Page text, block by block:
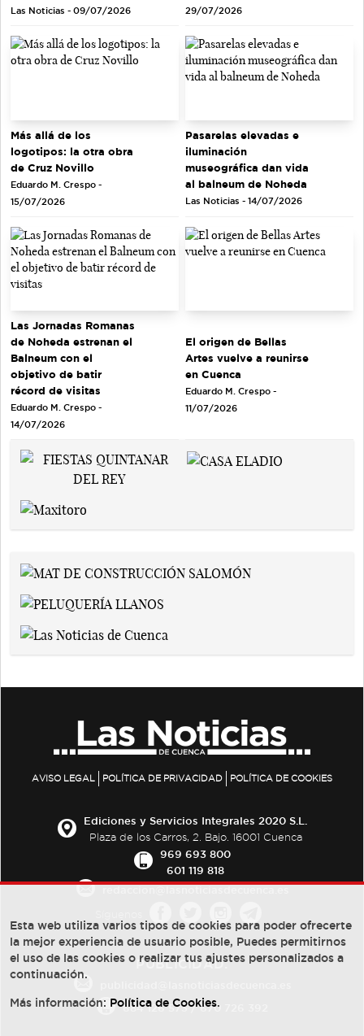
Las Noticias - 09/07/2026
29/07/2026
Más allá de los
logotipos: la otra obra
de Cruz Novillo
Eduardo M. Crespo -
15/07/2026
Pasarelas elevadas e
iluminación
museográfica dan vida
al balneum de Noheda
Las Noticias - 14/07/2026
Las Jornadas Romanas
de Noheda estrenan el
Balneum con el
objetivo de batir
récord de visitas
Eduardo M. Crespo -
14/07/2026
El origen de Bellas
Artes vuelve a reunirse
en Cuenca
Eduardo M. Crespo -
11/07/2026
AVISO LEGAL POLÍTICA DE PRIVACIDAD POLÍTICA DE COOKIES
Ediciones y Servicios Integrales 2020 S.L.
Plaza de los Carros, 2. Bajo. 16001 Cuenca
969 693 800
601 119 818
PUBLICIDAD:
684 126 573/670 726 392
Esta web utiliza varios tipos de cookies para poder ofrecerte
la mejor experiencia de usuario posible, Puedes permitirnos
el uso de las cookies o realizar tus ajustes personalizados a
continuación.
Más información: Política de Cookies.